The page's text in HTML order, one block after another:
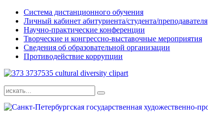
Система дистанционного обучения
Личный кабинет абитуриента/студента/преподавателя
Научно-практические конференции
Творческие и конгрессно-выставочные мероприятия
Сведения об образовательной организации
Противодействие коррупции